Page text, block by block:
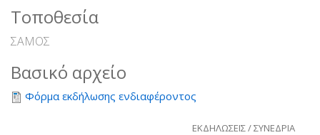
Τοποθεσία
ΣΑΜΟΣ
Βασικό αρχείο
Φόρμα εκδήλωσης ενδιαφέροντος
ΕΚΔΗΛΩΣΕΙΣ / ΣΥΝΕΔΡΙΑ